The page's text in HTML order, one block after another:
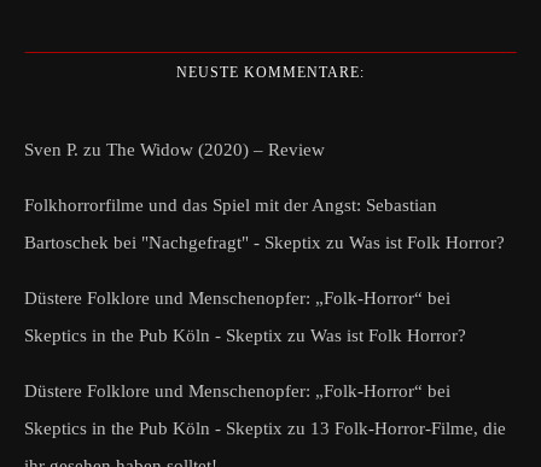
NEUSTE KOMMENTARE:
Sven P. zu The Widow (2020) – Review
Folkhorrorfilme und das Spiel mit der Angst: Sebastian
Bartoschek bei "Nachgefragt" - Skeptix zu Was ist Folk Horror?
Düstere Folklore und Menschenopfer: „Folk-Horror“ bei
Skeptics in the Pub Köln - Skeptix zu Was ist Folk Horror?
Düstere Folklore und Menschenopfer: „Folk-Horror“ bei
Skeptics in the Pub Köln - Skeptix zu 13 Folk-Horror-Filme, die